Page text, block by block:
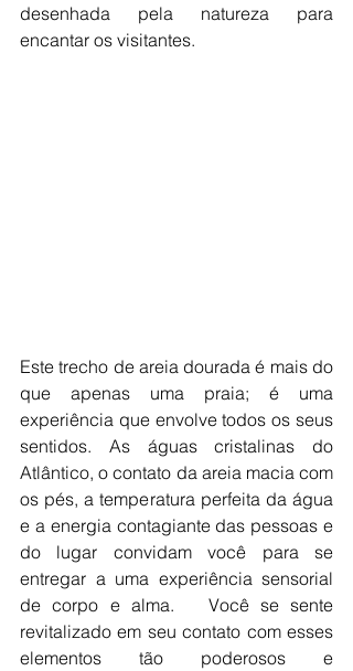
desenhada pela natureza para
encantar os visitantes.
Este trecho de areia dourada é mais do
que apenas uma praia; é uma
experiência que envolve todos os seus
sentidos. As águas cristalinas do
Atlântico, o contato da areia macia com
os pés, a temperatura perfeita da água
e a energia contagiante das pessoas e
do lugar convidam você para se
entregar a uma experiência sensorial
de corpo e alma.   Você se sente
revitalizado em seu contato com esses
elementos tão poderosos e